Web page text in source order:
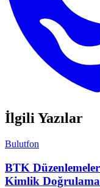
İlgili Yazılar
Bulutfon
BTK
Kimlik